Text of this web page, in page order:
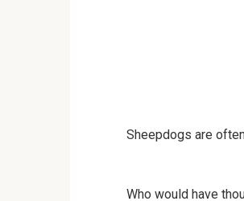
Sheepdogs are
Who would have